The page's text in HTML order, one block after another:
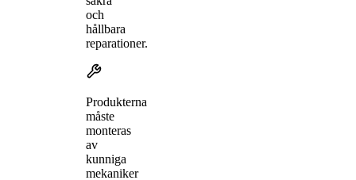
och
hållbara
reparationer.
Produkterna
måste
monteras
av
kunniga
mekaniker